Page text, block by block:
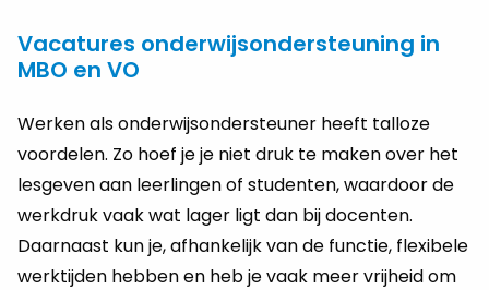
Vacatures onderwijsondersteuning in
MBO en VO
Werken als onderwijsondersteuner heeft talloze
voordelen. Zo hoef je je niet druk te maken over het
lesgeven aan leerlingen of studenten, waardoor de
werkdruk vaak wat lager ligt dan bij docenten.
Daarnaast kun je, afhankelijk van de functie, flexibele
werktijden hebben en heb je vaak meer vrijheid om